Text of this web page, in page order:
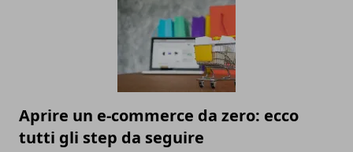
Aprire un e-commerce da zero: ecco
tutti gli step da seguire